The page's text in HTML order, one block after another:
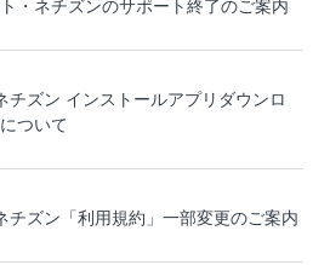
・ネチズンのサポート終了のご案内
チズン インストールアプリダウンロ
ついて
チズン「利用規約」一部変更のご案内